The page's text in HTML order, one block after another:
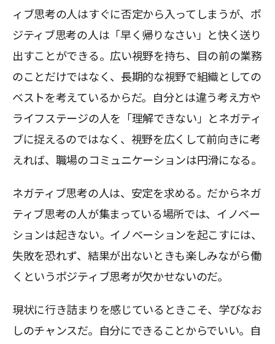
ィブ思考の人はすぐに否定から入ってしまうが、ポ
ジティブ思考の人は「早く帰りなさい」と快く送り
出すことができる。広い視野を持ち、目の前の業務
のことだけではなく、長期的な視野で組織としての
ベストを考えているからだ。自分とは違う考え方や
ライフステージの人を「理解できない」とネガティ
ブに捉えるのではなく、視野を広くして前向きに考
えれば、職場のコミュニケーションは円滑になる。
ネガティブ思考の人は、安定を求める。だからネガ
ティブ思考の人が集まっている場所では、イノベー
ションは起きない。イノベーションを起こすには、
失敗を恐れず、結果が出ないときも楽しみながら働
くというポジティブ思考が欠かせないのだ。
現状に行き詰まりを感じているときこそ、学びなお
しのチャンスだ。自分にできることからでいい。自